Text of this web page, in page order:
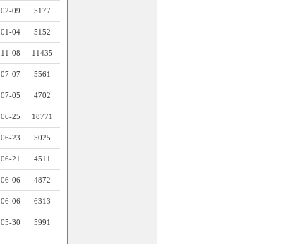
02-09 5177
01-04 5152
11-08 11435
07-07 5561
07-05 4702
06-25 18771
06-23 5025
06-21 4511
06-06 4872
06-06 6313
05-30 5991